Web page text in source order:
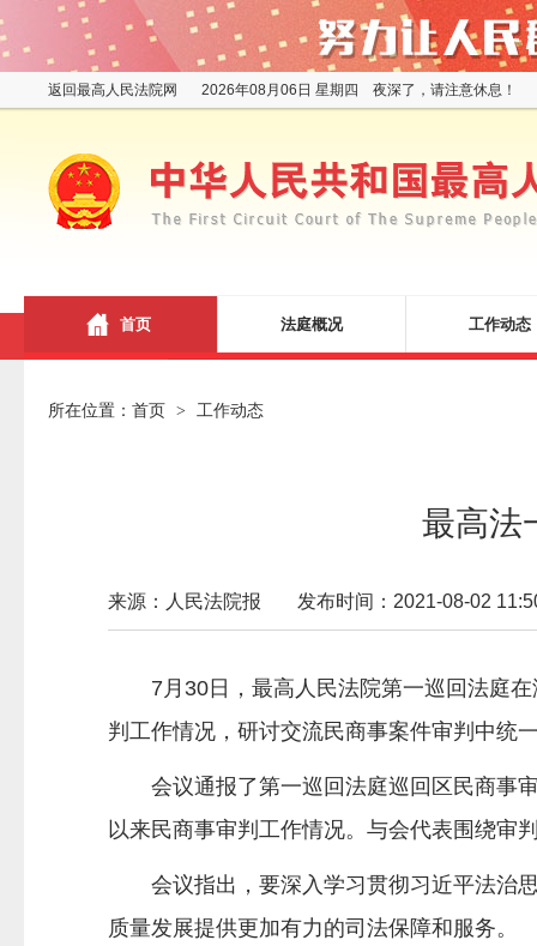
返回最高人民法院网 2026年08月06日 星期四 夜深了，请注意休息！
首页 法庭概况 工作动态
所在位置： 首页 > 工作动态
最高法
来源：人民法院报 发布时间：2021-08-02
7月30日，最高人民法院第一巡回法庭
判工作情况，研讨交流民商事案件审判中统
会议通报了第一巡回法庭巡回区民商事审
以来民商事审判工作情况。与会代表围绕审
会议指出，要深入学习贯彻习近平法治思
质量发展提供更加有力的司法保障和服务。